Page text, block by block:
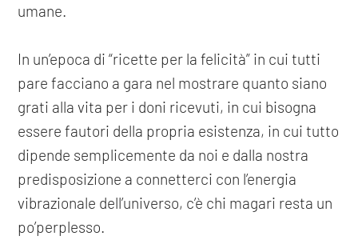
umane.
In un’epoca di “ricette per la felicità” in cui tutti
pare facciano a gara nel mostrare quanto siano
grati alla vita per i doni ricevuti, in cui bisogna
essere fautori della propria esistenza, in cui tutto
dipende semplicemente da noi e dalla nostra
predisposizione a connetterci con l’energia
vibrazionale dell’universo, c’è chi magari resta un
po’perplesso.